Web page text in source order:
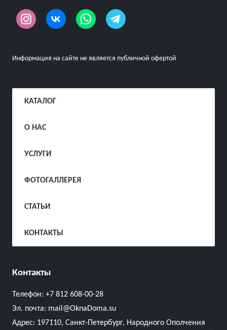
Информация на сайте не является публичной офертой
КАТАЛОГ
О НАС
УСЛУГИ
ФОТОГАЛЛЕРЕЯ
СТАТЬИ
КОНТАКТЫ
Контакты
Телефон: +7 812 608-00-28
Эл. почта: mail@OknaDoma.su
Адрес: 197110, Санкт-Петербург, Народного Ополчения